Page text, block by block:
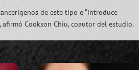
de este tipo e “introduce
afirmó Cookson Chiu, coautor del estudio.